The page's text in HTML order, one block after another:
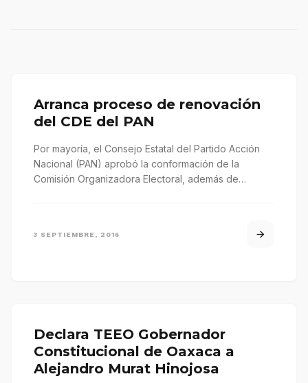
Arranca proceso de renovación
del CDE del PAN
Por mayoría, el Consejo Estatal del Partido Acción
Nacional (PAN) aprobó la conformación de la
Comisión Organizadora Electoral, además de…
3 SEPTIEMBRE, 2016
Declara TEEO Gobernador
Constitucional de Oaxaca a
Alejandro Murat Hinojosa